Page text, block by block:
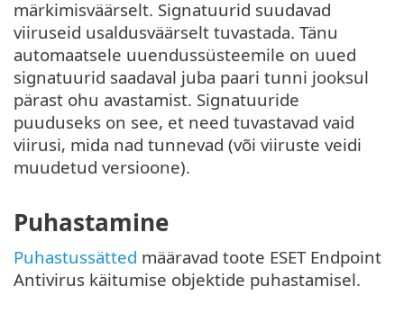
märkimisväärselt. Signatuurid suudavad
viiruseid usaldusväärselt tuvastada. Tänu
automaatsele uuendussüsteemile on uued
signatuurid saadaval juba paari tunni jooksul
pärast ohu avastamist. Signatuuride
puuduseks on see, et need tuvastavad vaid
viirusi, mida nad tunnevad (või viiruste veidi
muudetud versioone).
Puhastamine
Puhastussätted määravad toote ESET Endpoint
Antivirus käitumise objektide puhastamisel.